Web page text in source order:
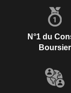
N°1 du
Boursier